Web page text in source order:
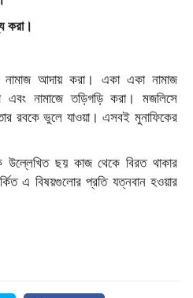
করা।
নামাজ আদায় করা। একা একা নামাজ
নামাজে তড়িগড়ি করা। মজলিসে
রবকে ভুলে যাওয়া। এসবই মুনাফিকের
ছয় কাজ থেকে বিরত থাকার
এ বিষয়গুলোর প্রতি যত্নবান হওয়ার